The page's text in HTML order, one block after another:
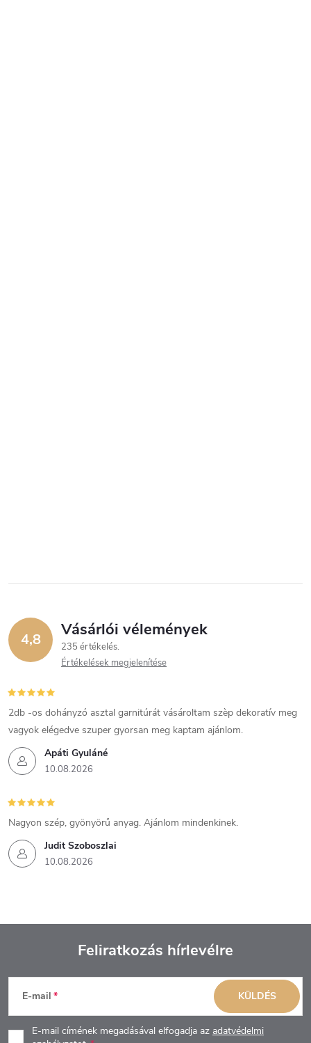
4,8 Vásárlói vélemények
235 értékelés
Értékelések megjelenítése
Apáti Gyuláné
10.08.2026
2db -os dohányzó asztal garnitúrát vásároltam szèp dekoratív meg
vagyok elégedve szuper gyorsan meg kaptam ajánlom.
Judit Szoboszlai
10.08.2026
Nagyon szép, gyönyörű anyag. Ajánlom mindenkinek.
L
á
Feliratkozás hírlevélre
E-mail
E-mail címének megadásával elfogadja az adatvédelmi
KÜLDÉS